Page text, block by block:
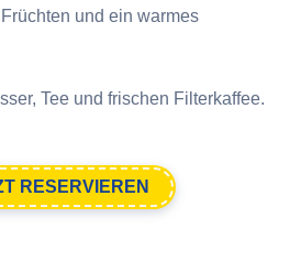
und ein warmes
Tee und frischen Filterkaffee.
RESERVIEREN